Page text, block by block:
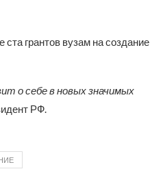
грантов вузам на создание
о себе в новых значимых
РФ.